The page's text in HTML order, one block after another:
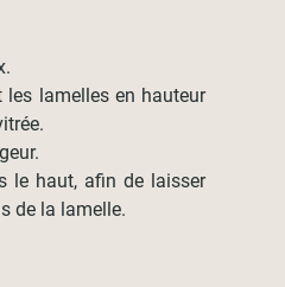
les lamelles en hauteur
le haut, afin de laisser
de la lamelle.